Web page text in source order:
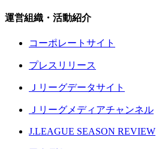
運営組織・活動紹介
コーポレートサイト
プレスリリース
Ｊリーグデータサイト
Ｊリーグメディアチャンネル
J.LEAGUE SEASON REVIEW